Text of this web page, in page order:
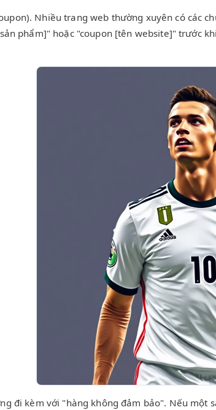
Nhiều trang web thường xuyên có các
phẩm]" hoặc "coupon [tên website]" trước
đi kèm với "hàng không đảm bảo". Nếu